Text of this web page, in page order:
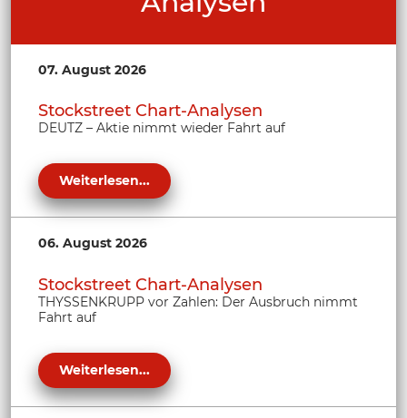
07. August 2026
Stockstreet Chart-Analysen
DEUTZ – Aktie nimmt wieder Fahrt auf
Weiterlesen...
06. August 2026
Stockstreet Chart-Analysen
THYSSENKRUPP vor Zahlen: Der Ausbruch nimmt
Fahrt auf
Weiterlesen...